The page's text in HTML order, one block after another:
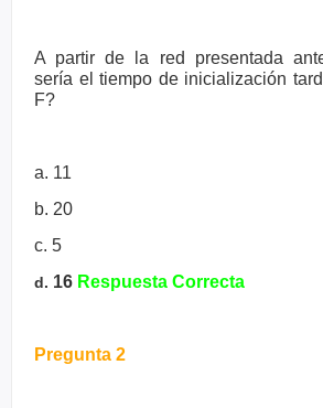
A partir de la red presentada
sería el tiempo de inicialización
F?
a. 11
b. 20
c. 5
d. 16 Respuesta Correcta
Pregunta 2